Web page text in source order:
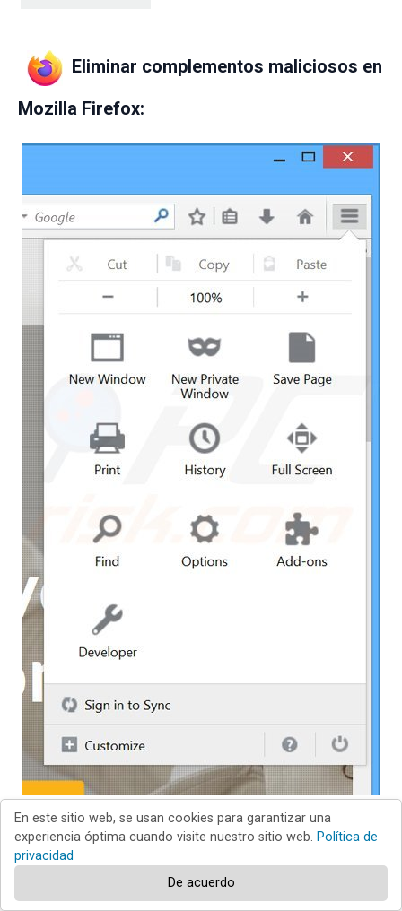
Eliminar complementos maliciosos en
Mozilla Firefox:
Haga clic en "Firefox" (en la esquina superior
derecha de la ventana principal), seleccione
"Complementos". Haga clic en "Extensiones" y, en la nueva
En este sitio web, se usan cookies para garantizar una
experiencia óptima cuando visite nuestro sitio web. Política de
privacidad
De acuerdo